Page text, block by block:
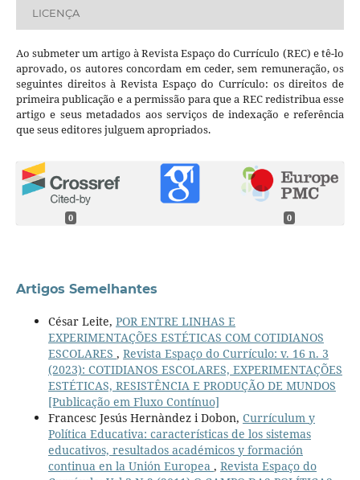
LICENÇA
Ao submeter um artigo à Revista Espaço do Currículo (REC) e tê-lo
aprovado, os autores concordam em ceder, sem remuneração, os
seguintes direitos à Revista Espaço do Currículo: os direitos de
primeira publicação e a permissão para que a REC redistribua esse
artigo e seus metadados aos serviços de indexação e referência
que seus editores julguem apropriados.
0 0
Artigos Semelhantes
César Leite, POR ENTRE LINHAS E
EXPERIMENTAÇÕES ESTÉTICAS COM COTIDIANOS
ESCOLARES , Revista Espaço do Currículo: v. 16 n. 3
(2023): COTIDIANOS ESCOLARES, EXPERIMENTAÇÕES
ESTÉTICAS, RESISTÊNCIA E PRODUÇÃO DE MUNDOS
[Publicação em Fluxo Contínuo]
Francesc Jesús Hernàndez i Dobon, Currículum y
Política Educativa: características de los sistemas
educativos, resultados académicos y formación
continua en la Unión Europea , Revista Espaço do